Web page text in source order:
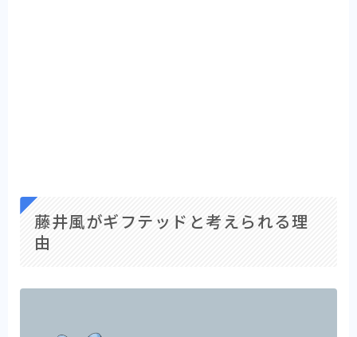
藤井風がギフテッドと考えられる理
由